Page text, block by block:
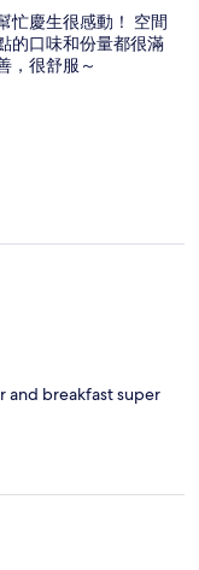
忙慶生很感動！ 空間
的口味和份量都很滿
，很舒服～
and breakfast super